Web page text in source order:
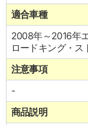
適合車種
2008年～2016年
ロードキング・ス
注意事項
-
商品説明